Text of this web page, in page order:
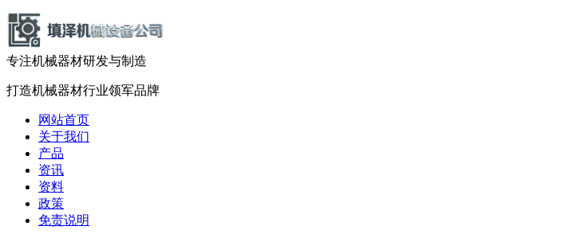
专注机械器材研发与制造
打造机械器材行业领军品牌
网站首页
关于我们
产品
资讯
资料
政策
免责说明